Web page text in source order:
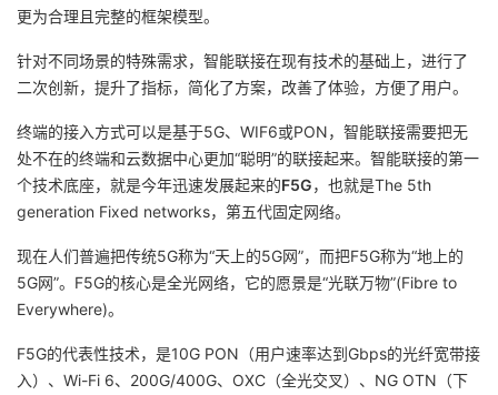
更为合理且完整的框架模型。
针对不同场景的特殊需求，智能联接在现有技术的基础上，进行了
二次创新，提升了指标，简化了方案，改善了体验，方便了用户。
终端的接入方式可以是基于5G、WIF6或PON，智能联接需要把无
处不在的终端和云数据中心更加“聪明”的联接起来。智能联接的第一
个技术底座，就是今年迅速发展起来的F5G，也就是The 5th
generation Fixed networks，第五代固定网络。
现在人们普遍把传统5G称为“天上的5G网”，而把F5G称为“地上的
5G网”。F5G的核心是全光网络，它的愿景是“光联万物”(Fibre to
Everywhere)。
F5G的代表性技术，是10G PON（用户速率达到Gbps的光纤宽带接
入）、Wi-Fi 6、200G/400G、OXC（全光交叉）、NG OTN（下